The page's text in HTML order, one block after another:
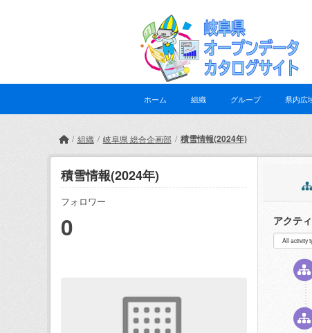
ホーム 組織 グループ 県内広
組織 岐阜県 総合企画部 積雪情報(2024年)
積雪情報(2024年)
フォロワー
0 アクテ